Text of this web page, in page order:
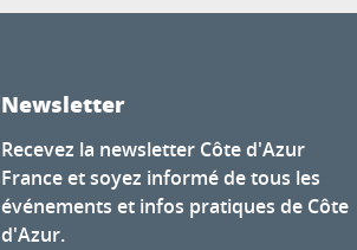
Newsletter
Recevez la newsletter Côte d'Azur
France et soyez informé de tous les
événements et infos pratiques de Côte
d'Azur.